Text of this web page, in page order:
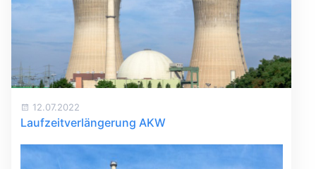
12.07.2022
Laufzeitverlängerung AKW